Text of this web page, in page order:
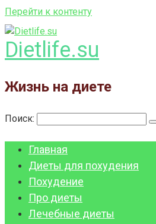
Перейти к контенту
Dietlife.su
Жизнь на диете
Поиск:
Главная
Диеты для похудения
Похудение
Про диеты
Лечебные диеты